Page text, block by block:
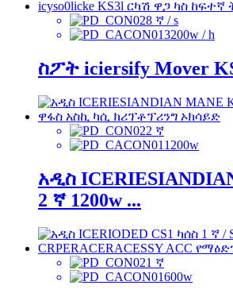
8 ኛ / s
3200w / h
ስፖት iciersify Mover
2 ኛ
1200w
አዲስ
2 ኛ 1200w ...
1 ኛ
600w